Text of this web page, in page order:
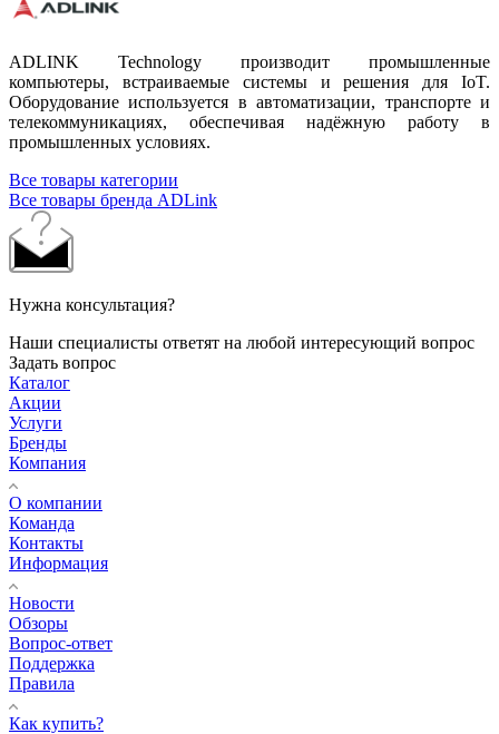
ADLINK Technology производит промышленные
компьютеры, встраиваемые системы и решения для IoT.
Оборудование используется в автоматизации, транспорте и
телекоммуникациях, обеспечивая надёжную работу в
промышленных условиях.
Все товары категории
Все товары бренда ADLink
Нужна консультация?
Наши специалисты ответят на любой интересующий вопрос
Задать вопрос
Каталог
Акции
Услуги
Бренды
Компания
О компании
Команда
Контакты
Информация
Новости
Обзоры
Вопрос-ответ
Поддержка
Правила
Как купить?